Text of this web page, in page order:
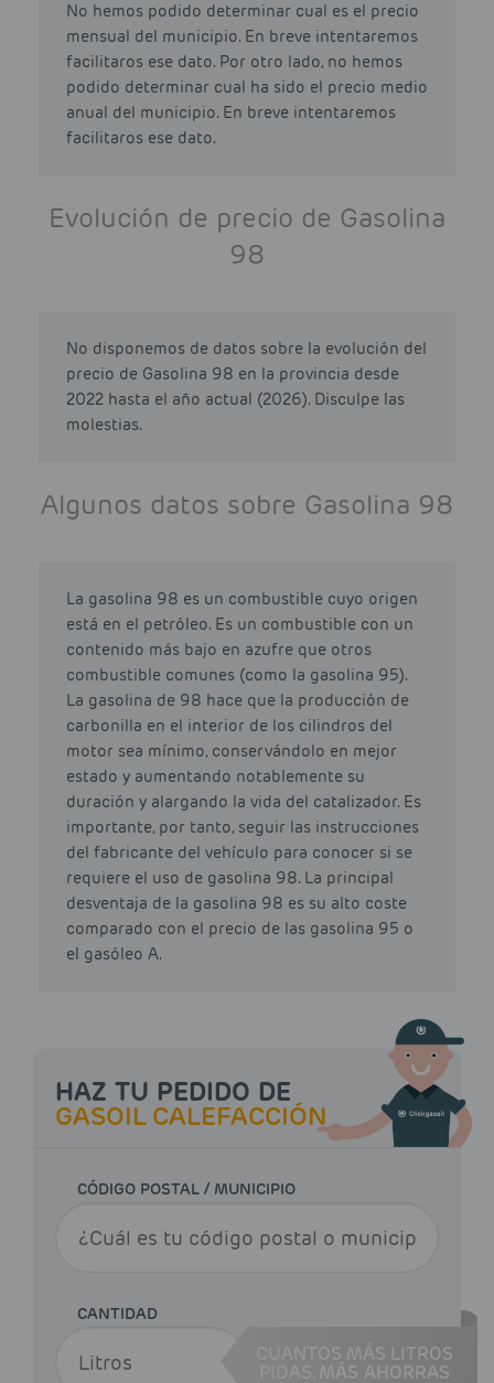
No hemos podido determinar cual es el precio
mensual del municipio. En breve intentaremos
facilitaros ese dato. Por otro lado, no hemos
podido determinar cual ha sido el precio medio
anual del municipio. En breve intentaremos
facilitaros ese dato.
Evolución de precio de Gasolina
98
No disponemos de datos sobre la evolución del
precio de Gasolina 98 en la provincia desde
2022 hasta el año actual (2026). Disculpe las
molestias.
Algunos datos sobre Gasolina 98
La gasolina 98 es un combustible cuyo origen
está en el petróleo. Es un combustible con un
contenido más bajo en azufre que otros
combustible comunes (como la gasolina 95).
La gasolina de 98 hace que la producción de
carbonilla en el interior de los cilindros del
motor sea mínimo, conservándolo en mejor
estado y aumentando notablemente su
duración y alargando la vida del catalizador. Es
importante, por tanto, seguir las instrucciones
del fabricante del vehículo para conocer si se
requiere el uso de gasolina 98. La principal
desventaja de la gasolina 98 es su alto coste
comparado con el precio de las gasolina 95 o
el gasóleo A.
HAZ TU PEDIDO DE
GASOIL CALEFACCIÓN
CÓDIGO POSTAL / MUNICIPIO
CANTIDAD
CUANTOS MÁS LITROS
MÁS AHORRAS